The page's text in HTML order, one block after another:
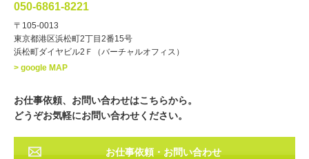
・年齢
・出身地 北海道 東北
その他
050-6861-8221
〒105-0013
東京都港区浜松町2丁目2番15号
浜松町ダイヤビル2Ｆ（バーチャルオフィス）
> google MAP
お仕事依頼、お問い合わせはこちらから。
どうぞお気軽にお問い合わせください。
お仕事依頼・お問い合わせ